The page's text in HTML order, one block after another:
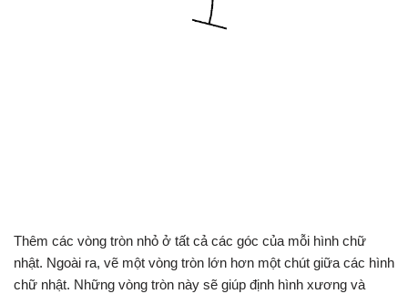
Thêm các vòng tròn nhỏ ở tất cả các góc của mỗi hình chữ
nhật. Ngoài ra, vẽ một vòng tròn lớn hơn một chút giữa các hình
chữ nhật. Những vòng tròn này sẽ giúp định hình xương và